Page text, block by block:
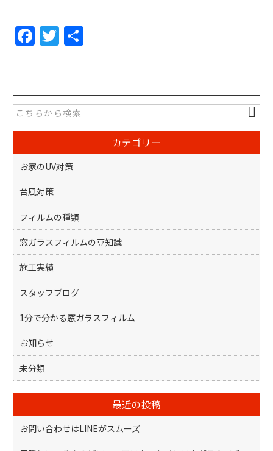
F
a
e
b
o
o
k
T
w
er
カテゴリー
お家のUV対策
台風対策
フィルムの種類
窓ガラスフィルムの豆知識
施工実績
スタッフブログ
1分で分かる窓ガラスフィルム
お知らせ
未分類
最近の投稿
お問い合わせはLINEがスムーズ